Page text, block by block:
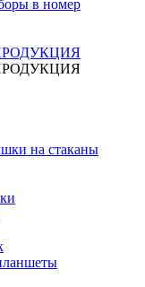
в номер
на стаканы